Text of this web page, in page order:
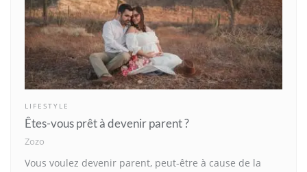
LIFESTYLE
Êtes-vous prêt à devenir parent ?
Zozo
Vous voulez devenir parent, peut-être à cause de la